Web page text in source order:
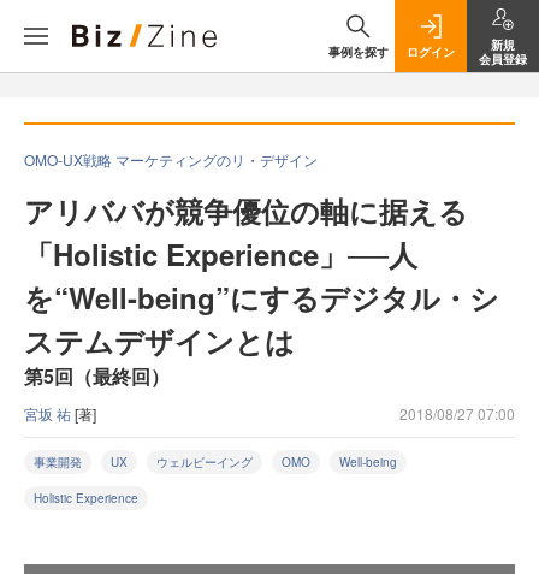
事例を探す ログイン
新規
会員登録
OMO-UX戦略 マーケティングのリ・デザイン
アリババが競争優位の軸に据える
「Holistic Experience」──人
を“Well-being”にするデジタル・シ
ステムデザインとは
第5回（最終回）
宮坂 祐[著] 2018/08/27 07:00
事業開発 UX ウェルビーイング OMO Well-being
Holistic Experience